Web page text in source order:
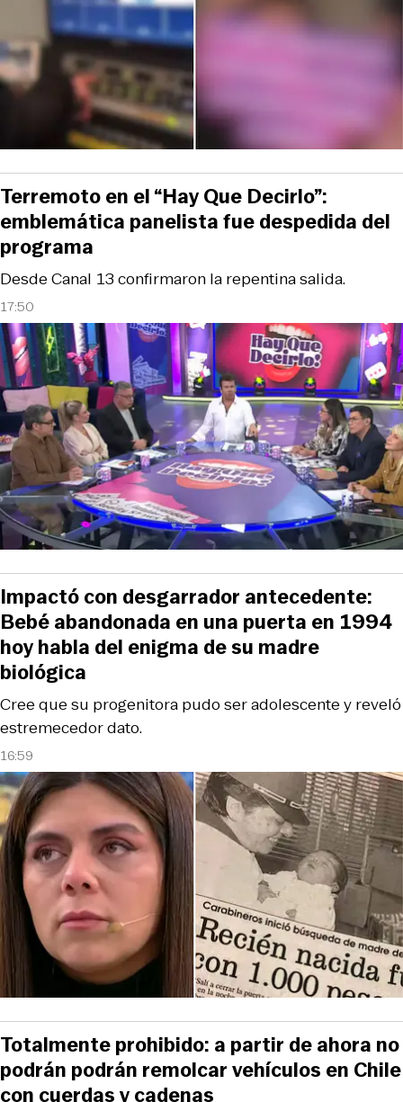
17:50
Desde Canal 13 confirmaron la repentina salida.
Terremoto en el “Hay Que Decirlo”:
emblemática panelista fue despedida del
programa
16:59
Cree que su progenitora pudo ser adolescente y reveló
estremecedor dato.
Impactó con desgarrador antecedente:
Bebé abandonada en una puerta en 1994
hoy habla del enigma de su madre
biológica
Totalmente prohibido: a partir de ahora no
podrán podrán remolcar vehículos en Chile
con cuerdas y cadenas